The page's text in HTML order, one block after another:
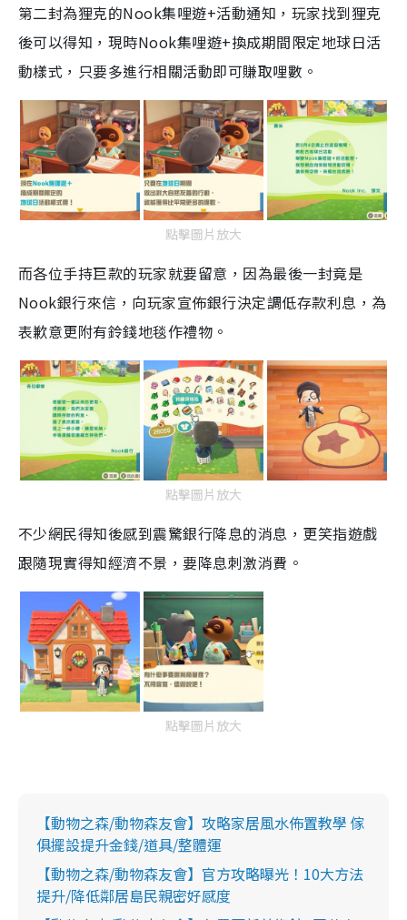
第二封為狸克的Nook集哩遊+活動通知，玩家找到狸克
後可以得知 ， 現時Nook集哩遊+換成期間限定地球日活
動樣式，只要多進行相關活動即可賺取哩數。
點擊圖片放大
而各位手持巨款的玩家就要留意 ， 因為最後一封竟是
Nook銀行來信，向玩家宣佈銀行決定調低存款利息， 為
表歉意更附有鈴錢地毯作禮物。
點擊圖片放大
不少網民得知後感到震驚銀行降息的消息，更笑指遊戲
跟隨現實得知經濟不景，要降息刺激消費。
點擊圖片放大
【動物之森/動物森友會】攻略家居風水佈置教學 傢
俱擺設提升金錢/道具/整體運
【動物之森/動物森友會】官方攻略曝光！10大方法
提升/降低鄰居島民親密好感度